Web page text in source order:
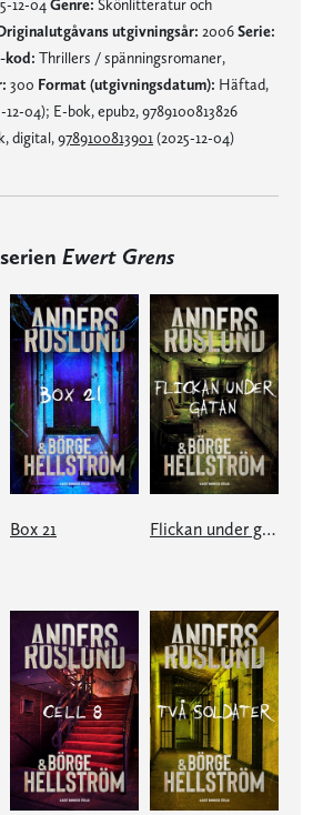
12-04 Genre: Skönlitteratur och
utgivningsår: 2006Serie:
kod: Thrillers / spänningsromaner,
300 Format (utgivningsdatum): Häftad,
12-04); E-bok, epub2, 9789100813826
digital,9789100813901 (2025-12-04)
Ewert Grens
Box 21 Flickan under gatan